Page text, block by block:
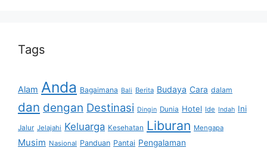
Tags
Alam Anda Bagaimana Bali Berita Budaya Cara dalam
dan dengan Destinasi Dingin Dunia Hotel Ide Indah Ini
Jalur Jelajahi Keluarga Kesehatan Liburan Mengapa
Musim Nasional Panduan Pantai Pengalaman